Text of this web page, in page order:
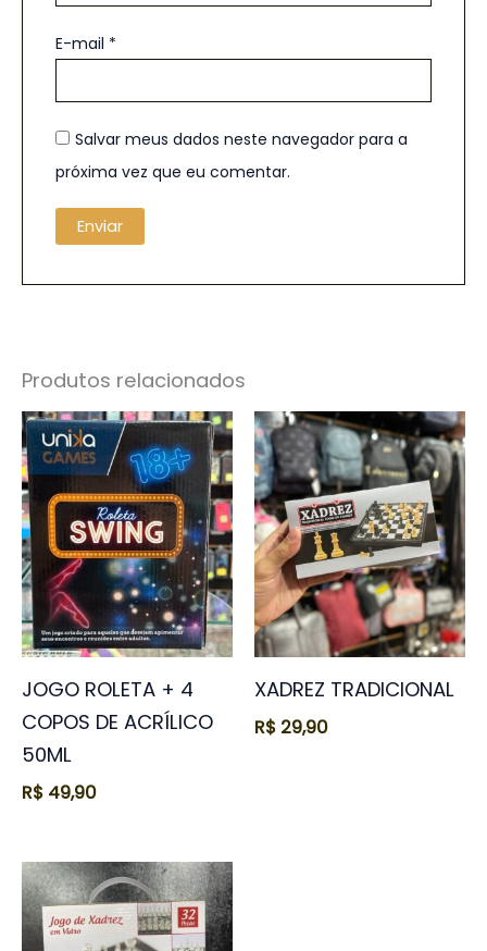
E-mail *
Salvar meus dados neste navegador para a
próxima vez que eu comentar.
Produtos relacionados
JOGO ROLETA + 4
COPOS DE ACRÍLICO
50ML
R$ 49,90
XADREZ TRADICIONAL
R$ 29,90